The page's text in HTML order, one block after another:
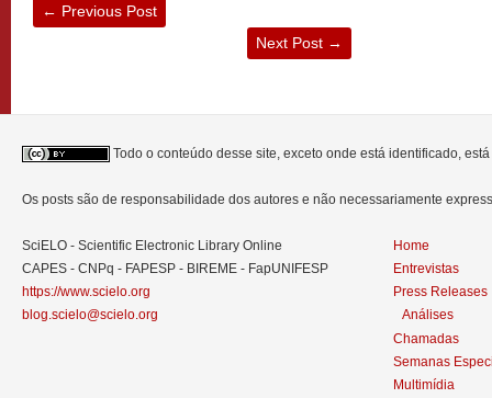
← Previous Post
Next Post →
Todo o conteúdo desse site, exceto onde está identificado,
Os posts são de responsabilidade dos autores e não necessariamente
SciELO - Scientific Electronic Library Online
CAPES - CNPq - FAPESP - BIREME - FapUNIFESP
https://www.scielo.org
blog.scielo@scielo.org
Home
Entrevistas
Press Releases
Análises
Chamadas
Semanas
Multimídia